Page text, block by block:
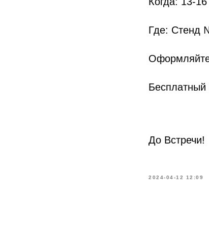
Где: Стенд
Бесплатный
До Встречи!
2024-04-12 12:09